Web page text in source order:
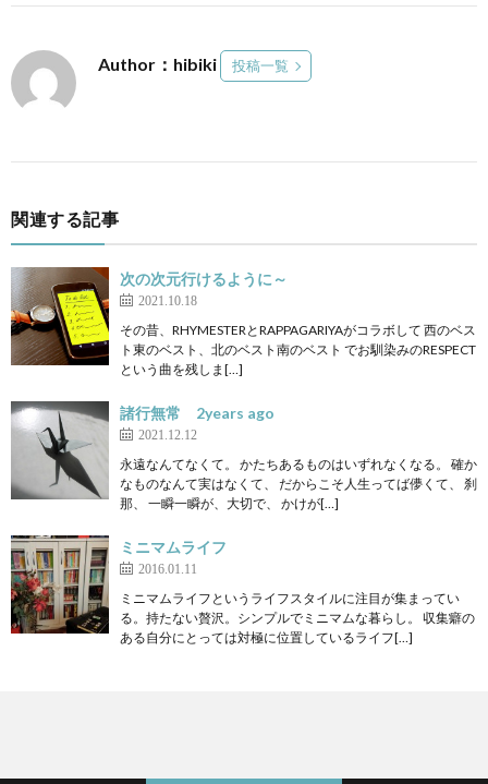
Author：hibiki 投稿一覧
関連する記事
次の次元行けるように～
2021.10.18
その昔、RHYMESTERとRAPPAGARIYAがコラボして 西のベス
ト東のベスト、北のベスト南のベスト でお馴染みのRESPECT
という曲を残しま[…]
諸行無常 2years ago
2021.12.12
永遠なんてなくて。 かたちあるものはいずれなくなる。 確か
なものなんて実はなくて、 だからこそ人生ってば儚くて、 刹
那、 一瞬一瞬が、大切で、 かけが[…]
ミニマムライフ
2016.01.11
ミニマムライフというライフスタイルに注目が集まってい
る。持たない贅沢。シンプルでミニマムな暮らし。 収集癖の
ある自分にとっては対極に位置しているライフ[…]